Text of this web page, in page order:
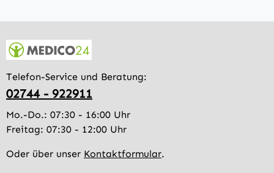
Telefon-Service und Beratung:
02744 - 922911
Mo.-Do.: 07:30 - 16:00 Uhr
Freitag: 07:30 - 12:00 Uhr
Oder über unser Kontaktformular.